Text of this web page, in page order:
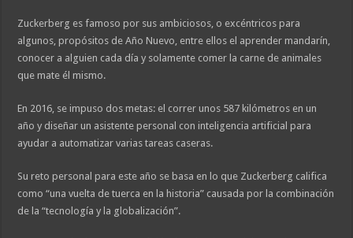
Zuckerberg es famoso por sus ambiciosos, o excéntricos para
algunos, propósitos de Año Nuevo, entre ellos el aprender mandarín,
conocer a alguien cada día y solamente comer la carne de animales
que mate él mismo.
En 2016, se impuso dos metas: el correr unos 587 kilómetros en un
año y diseñar un asistente personal con inteligencia artificial para
ayudar a automatizar varias tareas caseras.
Su reto personal para este año se basa en lo que Zuckerberg califica
como “una vuelta de tuerca en la historia” causada por la combinación
de la “tecnología y la globalización”.